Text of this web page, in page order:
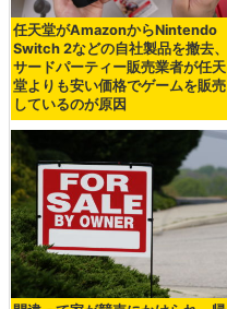
任天堂がAmazonからNintendo
Switch 2などの自社製品を撤去、
サードパーティー販売業者が任天
堂よりも安い価格でゲームを販売
しているのが原因